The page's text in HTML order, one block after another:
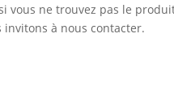
ne trouvez pas le
à nous contacter.